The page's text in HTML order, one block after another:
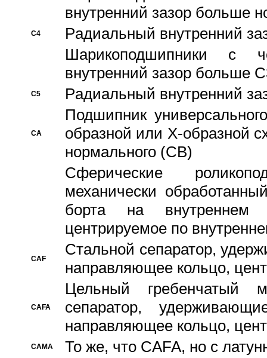
внутренний зазор больше
C4
Pадиальный внутренний
Шарикоподшипники с
внутренний зазор больше
C5 Pадиальный внутренний
CA
Подшипник
образной или Х-образной
нормального (CB)
Сферические
механически
борта на внутреннем
центрируемое по
CAF
Стальной сепаратор,
направляющее кольцо,
CAFA
Цельный гребенчатый
сепаратор,
направляющее кольцо,
CAMA То же, что CAFA, но с